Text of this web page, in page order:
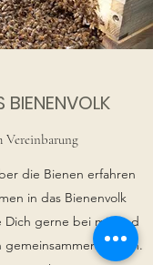
BIENENVOLK
Vereinbarung
die Bienen erfahren
in das Bienenvolk
Dich gerne bei mir und
Termin.